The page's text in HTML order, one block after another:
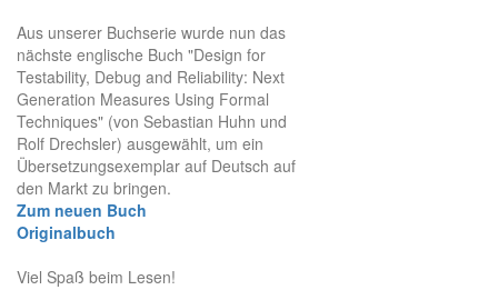
Aus unserer Buchserie wurde nun das
nächste englische Buch "Design for
Testability, Debug and Reliability: Next
Generation Measures Using Formal
Techniques" (von Sebastian Huhn und
Rolf Drechsler) ausgewählt, um ein
Übersetzungsexemplar auf Deutsch auf
den Markt zu bringen.
Zum neuen Buch
Originalbuch
Viel Spaß beim Lesen!